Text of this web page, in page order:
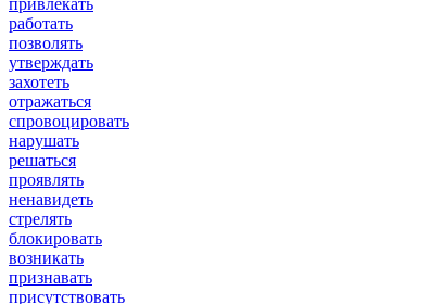
привлекать
работать
позволять
утверждать
захотеть
отражаться
спровоцировать
нарушать
решаться
проявлять
ненавидеть
стрелять
блокировать
возникать
признавать
присутствовать